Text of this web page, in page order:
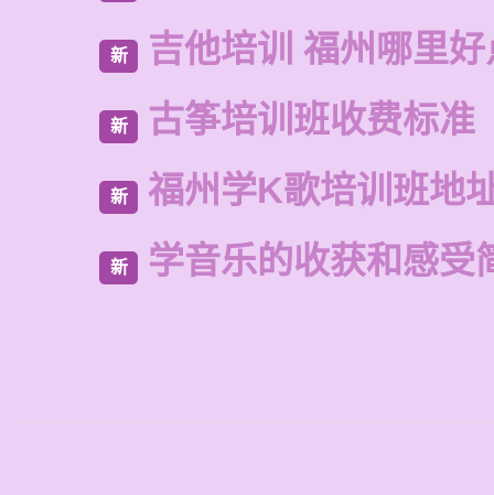
新 吉他培训 福州哪里好
新 古筝培训班收费标准
新 福州学K歌培训班地
新 学音乐的收获和感受